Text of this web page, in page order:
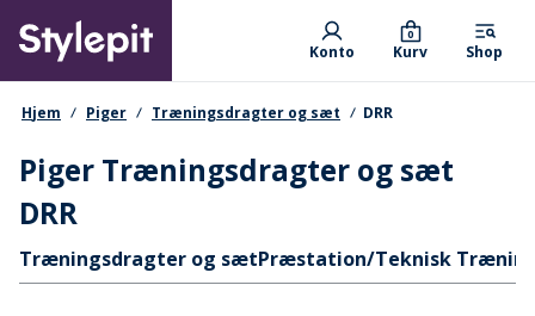
main
content
Primary departments
Konto Kurv
0
Shop
navigationssti
Hjem Piger Træningsdragter og sæt DRR
Piger Træningsdragter og sæt
DRR
Hurtige links
Træningsdragter og sætPræstation/Teknisk